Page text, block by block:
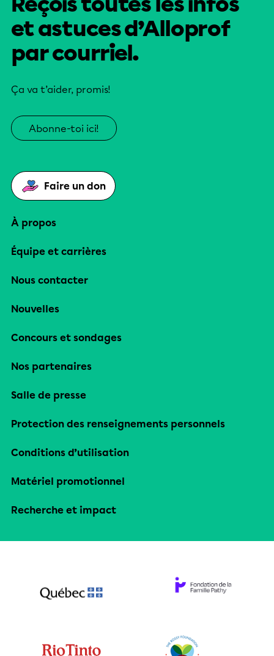
et astuces d’Alloprof
par courriel.
Ça va t’aider, promis!
Abonne-toi ici!
Faire un don
À propos
Équipe et carrières
Nous contacter
Nouvelles
Concours et sondages
Nos partenaires
Salle de presse
Protection des renseignements personnels
Conditions d’utilisation
Matériel promotionnel
Recherche et impact